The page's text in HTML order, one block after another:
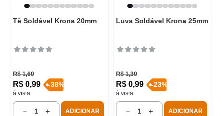
Tê Soldável Krona 20mm
R$ 1,60
R$ 0,99
à vista
-38%
＋
－ ADICIONAR
Luva Soldável Krona 25mm
R$ 1,30
R$ 0,99
à vista
-23%
＋
－ ADICIONAR